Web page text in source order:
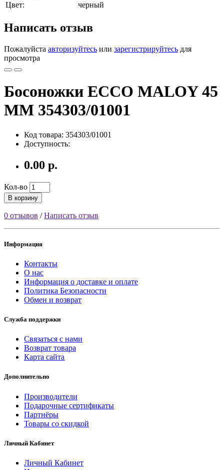
Цвет:
черный
Написать отзыв
Пожалуйста авторизуйтесь или зарегистрируйтесь для
просмотра
Босоножки ECCO MALOY 45
MM 354303/01001
Код товара: 354303/01001
Доступность:
0.00 р.
Кол-во
В корзину
0 отзывов /Написать отзыв
Информация
Контакты
О нас
Информация о доставке и оплате
Политика Безопасности
Обмен и возврат
Служба поддержки
Связаться с нами
Возврат товара
Карта сайта
Дополнительно
Производители
Подарочные сертификаты
Партнёры
Товары со скидкой
Личный Кабинет
Личный Кабинет